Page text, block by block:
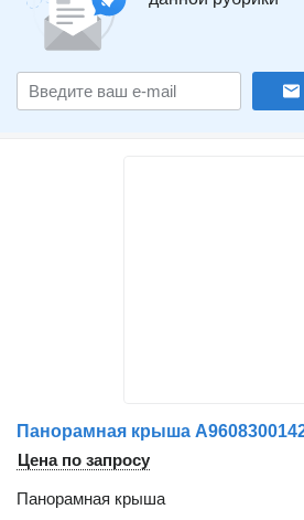
Цена по запросу
Панорамная крыша